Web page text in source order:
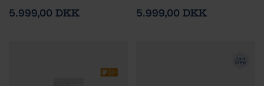
5.999,00 DKK
5.999,00 DKK